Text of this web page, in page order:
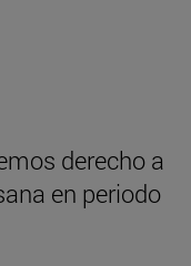
derecho a
en periodo